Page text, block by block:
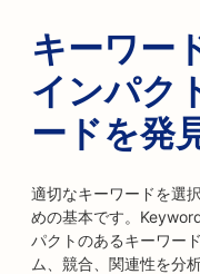
キーワー
インパク
ードを発
適切なキーワードを選
めの基本です。
パクトのあるキーワー
ム、競合、関連性を分